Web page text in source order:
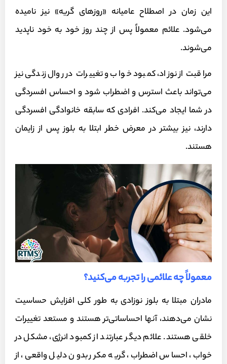
این زمان در اصطلاح عامیانه «روزهای گریه» نیز نامیده
می‌شود. علائم معمولاً پس از چند روز خود به خود ناپدید
می‌شوند.
مراقبت از نوزاد، کمبود خواب و تغییرات در روال زندگی نیز
می‌تواند باعث استرس و اضطراب شود و احساس افسردگی
در شما ایجاد می‌کند. افرادی که سابقه خانوادگی افسردگی
دارند، نیز بیشتر در معرض خطر ابتلا به بلوز پس از زایمان
هستند.
معمولاً چه علائمی را تجربه می‌کنید؟
مادران مبتلا به بلوز نوزادی به طور کلی افزایش حساسیت
نشان می‌دهند، آنها احساساتی‌تر هستند و مستعد تغییرات
خلقی هستند. علائم دیگر عبارتند از کمبود انرژی، مشکل در
خواب، احساس اضطراب، گریه مکرر بدون دلیل واقعی، از